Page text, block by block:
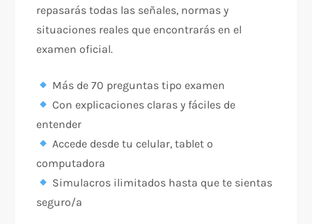
repasarás todas las señales, normas y
situaciones reales que encontrarás en el
examen oficial.
Más de 70 preguntas tipo examen
Con explicaciones claras y fáciles de
entender
Accede desde tu celular, tablet o
computadora
Simulacros ilimitados hasta que te sientas
seguro/a